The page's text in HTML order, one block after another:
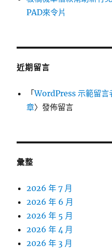
PAD來令片
近期留言
「WordPress 示範留言
章〉發佈留言
彙整
2026 年 7 月
2026 年 6 月
2026 年 5 月
2026 年 4 月
2026 年 3 月